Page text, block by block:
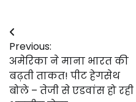
Post
navigation
Previous:
अमेरिका ने माना भारत की
बढ़ती ताकत! पीट हेगसेथ
बोले – तेजी से एडवांस हो रही